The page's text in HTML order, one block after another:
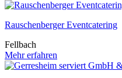
Rauschenberger Eventcatering
Fellbach
Mehr erfahren